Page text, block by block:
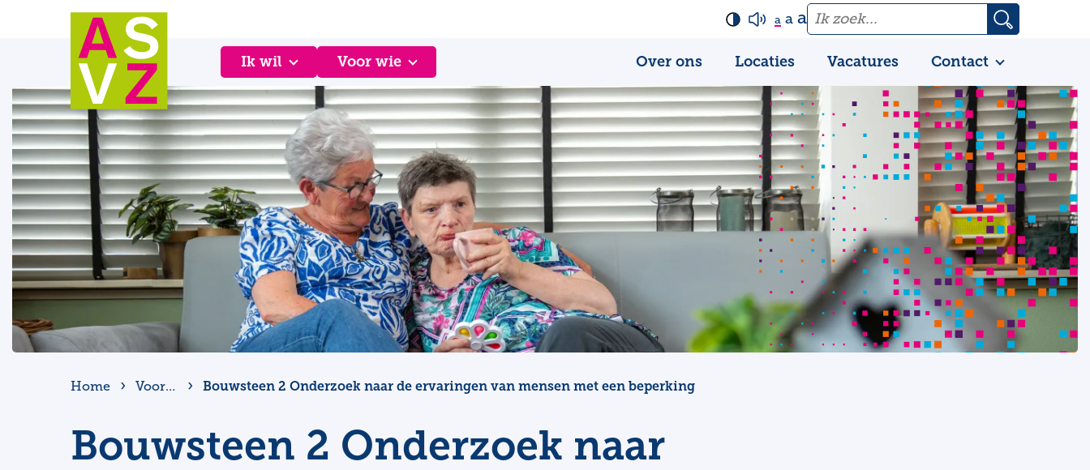
a a a
Ik wil Voor wie Over ons Locaties Vacatures Contact
Home Voortgangsbericht en bestuursverslag 2024 Bouwsteen 2 Onderzoek naar de ervaringen van mensen met een beperking
Bouwsteen 2 Onderzoek naar